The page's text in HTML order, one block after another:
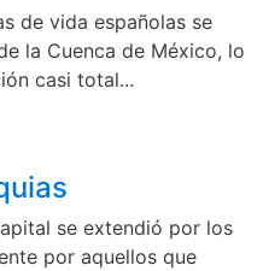
de vida españolas se
la Cuenca de México, lo
casi total...
se extendió por los
por aquellos que